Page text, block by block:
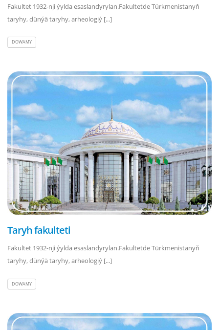
Fakultet 1932-nji ýylda esaslandyrylan.Fakultetde Türkmenistanyň
taryhy, dünýä taryhy, arheologiý [...]
DOWAMY
Taryh fakulteti
Fakultet 1932-nji ýylda esaslandyrylan.Fakultetde Türkmenistanyň
taryhy, dünýä taryhy, arheologiý [...]
DOWAMY